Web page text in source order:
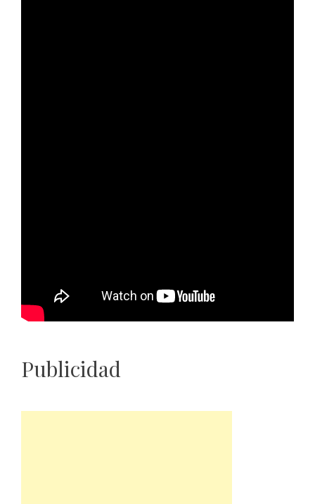
Publicidad